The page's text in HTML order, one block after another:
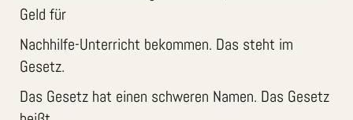
Geld für
Nachhilfe-Unterricht bekommen. Das steht im
Gesetz.
Das Gesetz hat einen schweren Namen. Das Gesetz